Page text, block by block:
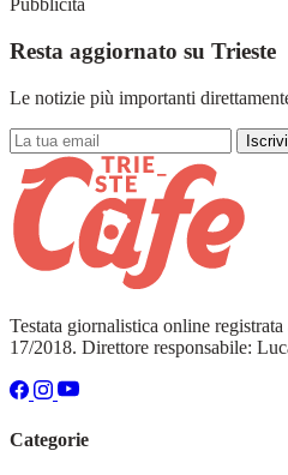
Pubblicità
Resta aggiornato su Trieste
Le notizie più importanti
Testata giornalistica online
17/2018. Direttore responsabile:
Categorie